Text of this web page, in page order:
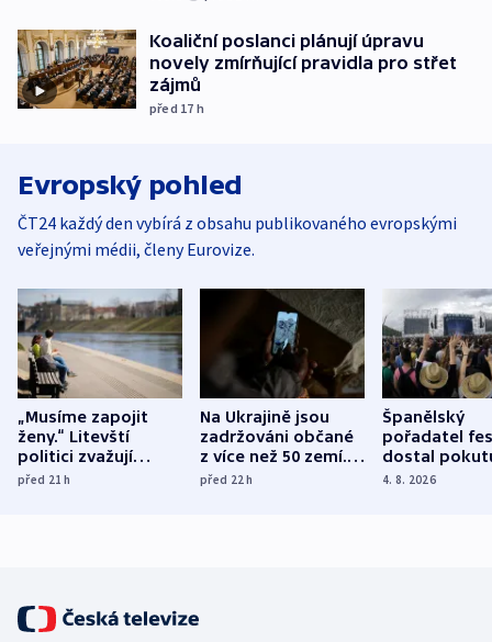
Koaliční poslanci plánují úpravu
novely zmírňující pravidla pro střet
zájmů
před 17 h
Evropský pohled
ČT24 každý den vybírá z obsahu publikovaného evropskými
veřejnými médii, členy Eurovize.
„Musíme zapojit
ženy.“ Litevští
politici zvažují
dohodu o
před 21h
Na Ukrajině jsou
zadržováni občané
z více než 50 zemí.
Bojovali na straně
před 22h
Španělský
pořadatel
dostal
nekalé
4. 8. 2026